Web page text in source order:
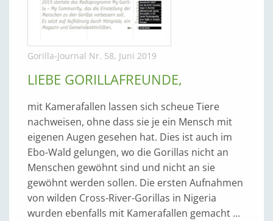
Gorilla-Journal Nr. 58, Juni 2019
LIEBE GORILLAFREUNDE,
mit Kamerafallen lassen sich scheue Tiere
nachweisen, ohne dass sie je ein Mensch mit
eigenen Augen gesehen hat. Dies ist auch im
Ebo-Wald gelungen, wo die Gorillas nicht an
Menschen gewöhnt sind und nicht an sie
gewöhnt werden sollen. Die ersten Aufnahmen
von wilden Cross-River-Gorillas in Nigeria
wurden ebenfalls mit Kamerafallen gemacht ...